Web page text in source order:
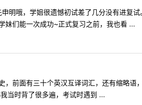
明哦，学姐很遗憾初试差了几分没有进复
妹们能一次成功~正式复习之前，我也看 ...
前面有三十个英汉互译词汇，还有缩略语
当时背了很多遍，考试时遇到 ...